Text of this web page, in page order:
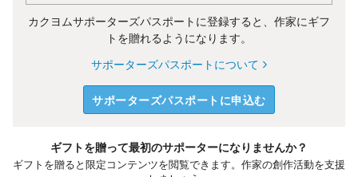
カクヨムサポーターズパスポートに登録すると、作家にギフ
トを贈れるようになります。
サポーターズパスポートについて
サポーターズパスポートに申込む
ギフトを贈って最初のサポーターになりませんか？
ギフトを贈ると限定コンテンツを閲覧できます。作家の創作活動を支援